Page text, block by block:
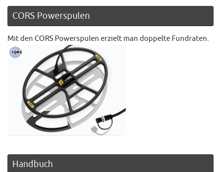
CORS Powerspulen
Mit den CORS Powerspulen erzielt man doppelte Fundraten.
Handbuch